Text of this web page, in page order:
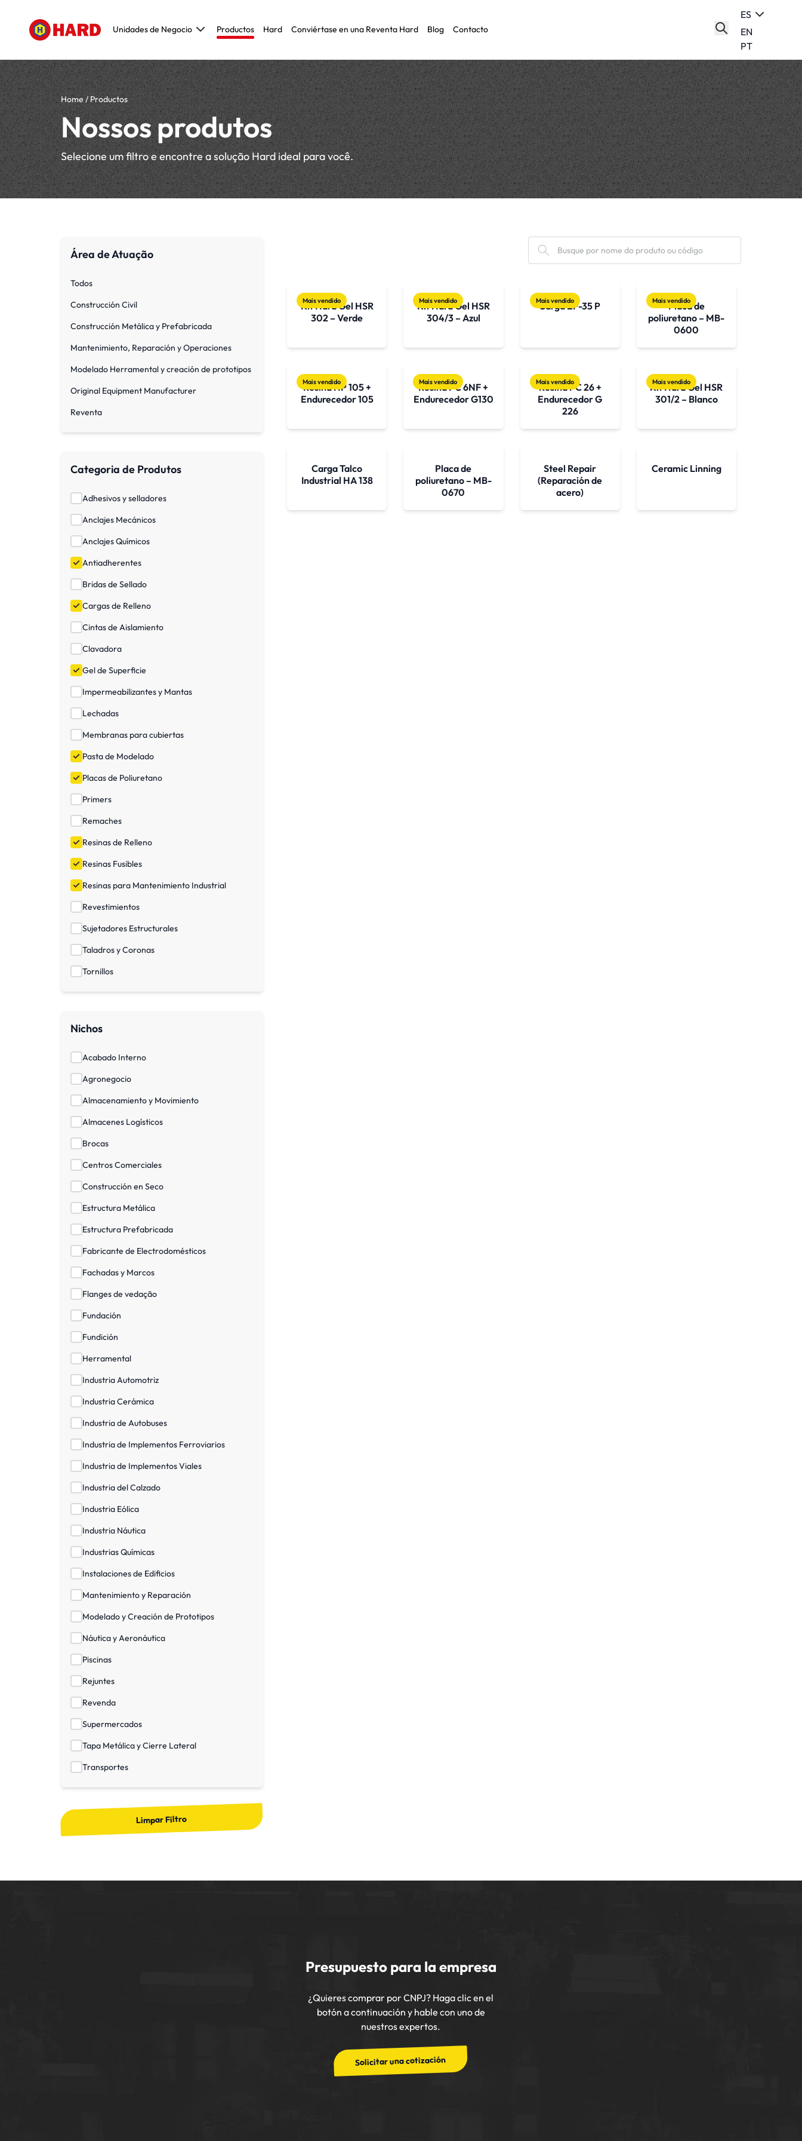
Unidades de Negocio
Construcción civil
Construcción Metálica y Prefabricada
Mantenimiento, Reparación y Operaciones MRO
Modelado, Herramental y creación de prototipos
Original Equipment Manufacturer (OEM)
Productos Hard Conviértase en una Reventa Hard Blog Contacto
ES
EN
PT
Home/Productos
Nossos produtos
Selecione um filtro e encontre a solução Hard ideal para você.
Área de Atuação
Todos
Construcción Civil
Construcción Metálica y Prefabricada
Mantenimiento, Reparación y Operaciones
Modelado Herramental y creación de prototipos
Original Equipment Manufacturer
Reventa
Categoria de Produtos
Adhesivos y selladores
Anclajes Mecánicos
Anclajes Químicos
Antiadherentes
Bridas de Sellado
Cargas de Relleno
Cintas de Aislamiento
Clavadora
Gel de Superficie
Impermeabilizantes y Mantas
Lechadas
Membranas para cubiertas
Pasta de Modelado
Placas de Poliuretano
Primers
Remaches
Resinas de Relleno
Resinas Fusibles
Resinas para Mantenimiento Industrial
Revestimientos
Sujetadores Estructurales
Taladros y Coronas
Tornillos
Nichos
Acabado Interno
Agronegocio
Almacenamiento y Movimiento
Almacenes Logísticos
Brocas
Centros Comerciales
Construcción en Seco
Estructura Metálica
Estructura Prefabricada
Fabricante de Electrodomésticos
Fachadas y Marcos
Flanges de vedação
Fundación
Fundición
Herramental
Industria Automotriz
Industria Cerámica
Industria de Autobuses
Industria de Implementos Ferroviarios
Industria de Implementos Viales
Industria del Calzado
Industria Eólica
Industria Náutica
Industrias Químicas
Instalaciones de Edificios
Mantenimiento y Reparación
Modelado y Creación de Prototipos
Náutica y Aeronáutica
Piscinas
Rejuntes
Revenda
Supermercados
Tapa Metálica y Cierre Lateral
Transportes
Limpar Filtro
Mais vendido
Kit Hard Gel HSR
302 – Verde
Mais vendido
Kit Hard Gel HSR
304/3 – Azul
Mais vendido
Carga EF-35 P Mais vendido
Placa de
poliuretano – MB-
0600
Mais vendido
Resina HP 105 +
Endurecedor 105
Mais vendido
Resina PC 6NF +
Endurecedor G130
Mais vendido
Resina PC 26 +
Endurecedor G
226
Mais vendido
Kit Hard Gel HSR
301/2 – Blanco
Carga Talco
Industrial HA 138
Placa de
poliuretano – MB-
0670
Steel Repair
(Reparación de
acero)
Ceramic Linning
Presupuesto para la empresa
¿Quieres comprar por CNPJ? Haga clic en el
botón a continuación y hable con uno de
nuestros expertos.
Solicitar una cotización